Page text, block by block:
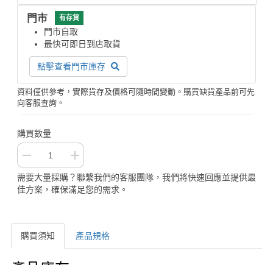
門市 有存貨
門市自取
最快可即日到店取貨
點擊查看門市庫存
資料僅供參考，實際貨存及價格可隨時間變動。購買缺貨產品前可先
向客服查詢。
購買數量
需要大量採購？聯繫我們的客服團隊，我們將快速回應並提供最
佳方案，確保滿足您的需求。
購買須知 產品規格